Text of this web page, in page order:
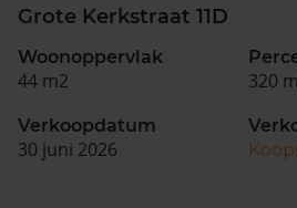
Grote Kerkstraat 11D
Woonoppervlak
44 m2 320
Verkoopdatum
30 juni 2026